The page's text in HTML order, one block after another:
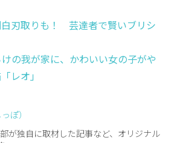
刃取りも！ 芸達者で賢いブリシ
の我が家に、かわいい女の子がや
レオ」
ぽ）
が独自に取材した記事など、オリジナル